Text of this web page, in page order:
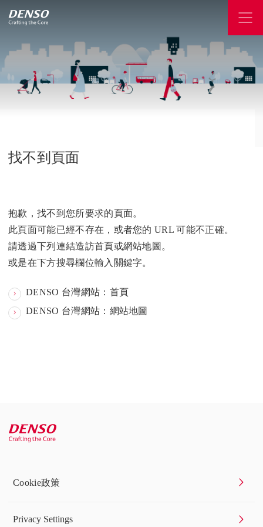
找不到頁面
抱歉，找不到您所要求的頁面。
此頁面可能已經不存在，或者您的 URL 可能不正確。
請透過下列連結造訪首頁或網站地圖。
或是在下方搜尋欄位輸入關鍵字。
DENSO 台灣網站：首頁
DENSO 台灣網站：網站地圖
Cookie政策
Privacy Settings